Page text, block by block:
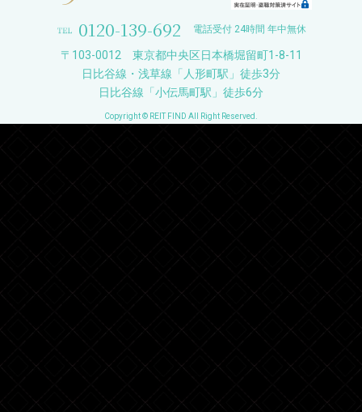
0120-139-692 電話受付 24時間 年中無休
〒103-0012 東京都中央区日本橋堀留町1-8-11
日比谷線・浅草線「人形町駅」徒歩3分
日比谷線「小伝馬町駅」徒歩6分
Copyright © REIT FIND All Right Reserved.